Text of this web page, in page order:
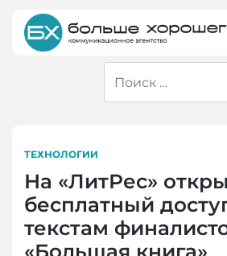
content
ТЕХНОЛОГИИ
На «ЛитРес»
бесплатный
текстам